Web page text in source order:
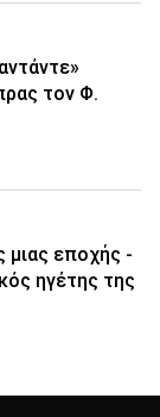
τον Φ.
μιας εποχής -
ηγέτης της